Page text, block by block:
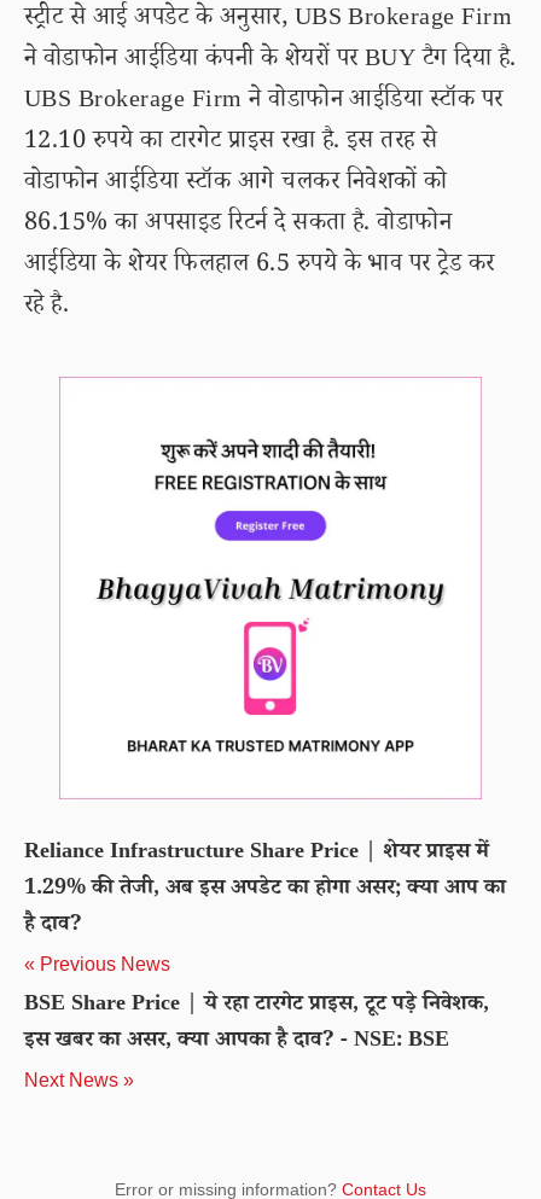
स्ट्रीट से आई अपडेट के अनुसार, UBS Brokerage Firm
ने वोडाफोन आईडिया कंपनी के शेयरों पर BUY टैग दिया है.
UBS Brokerage Firm ने वोडाफोन आईडिया स्टॉक पर
12.10 रुपये का टारगेट प्राइस रखा है. इस तरह से
वोडाफोन आईडिया स्टॉक आगे चलकर निवेशकों को
86.15% का अपसाइड रिटर्न दे सकता है. वोडाफोन
आईडिया के शेयर फिलहाल 6.5 रुपये के भाव पर ट्रेड कर
रहे है.
Reliance Infrastructure Share Price | शेयर प्राइस में
1.29% की तेजी, अब इस अपडेट का होगा असर; क्या आप का
है दाव?
« Previous News
BSE Share Price | ये रहा टारगेट प्राइस, टूट पड़े निवेशक,
इस खबर का असर, क्या आपका है दाव? - NSE: BSE
Next News »
Error or missing information? Contact Us